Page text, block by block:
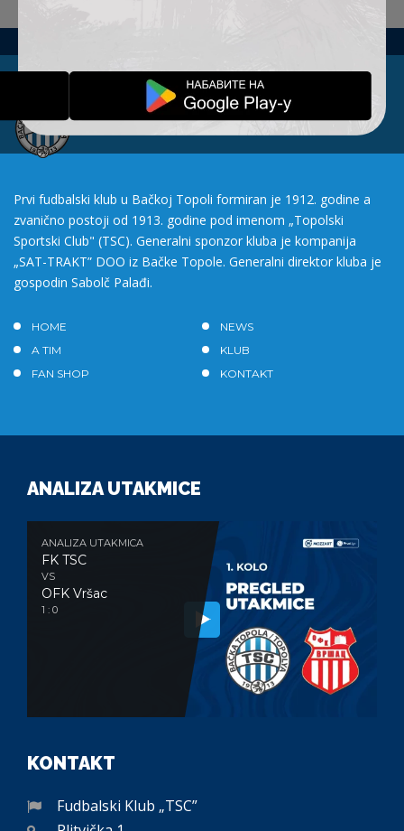
Prvi fudbalski klub u Bačkoj Topoli formiran je 1912. godine a
zvanično postoji od 1913. godine pod imenom „Topolski
Sportski Club" (TSC). Generalni sponzor kluba je kompanija
„SAT-TRAKT” DOO iz Bačke Topole. Generalni direktor kluba je
gospodin Sabolč Palađi.
HOME
NEWS
A TIM
KLUB
FAN SHOP
KONTAKT
ANALIZA UTAKMICE
ANALIZA UTAKMICA
FK TSC
VS
OFK Vršac
1 : 0
KONTAKT
Fudbalski Klub „TSC”